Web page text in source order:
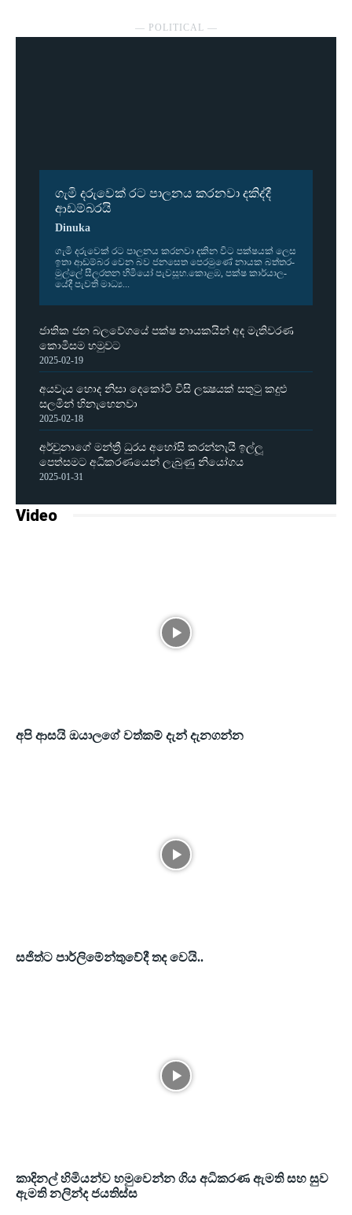
― POLITICAL ―
ගැමි දරුවෙක් රට පාලනය කරනවා දකිද්දී
ආඩම්බරයි
Dinuka
ගැමි දරු­වෙක් රට පාල­නය කර­නවා දකින විට පක්ෂ­යක් ලෙස
ඉතා ආඩ­ම්බර වෙන බව ජන­සෙත පෙර­මුණේ නායක බත්ත­ර­
මුල්ලේ සීල­ර­තන හිමියෝ පැව­සූහ.කොළඹ, පක්ෂ කාර්යා­ල­
යේදී පැවති මාධ්‍ය...
ජාතික ජන බලවේගයේ පක්ෂ නායකයින් අද මැතිවරණ
කොමිසම හමුවට
2025-02-19
අයවැය හොද නිසා දෙකෝටි විසි ලක්‍ෂයක් සතුටු කදුළු
සලමින් හිනැහෙනවා
2025-02-18
අර්චුනාගේ මන්ත්‍රී ධුරය අහෝසි කරන්නැයි ඉල්ලූ
පෙත්සමට අධිකරණයෙන් ලැබුණු නියෝගය
2025-01-31
Video
අපි ආසයි ඔයාලගේ වත්කම් දැන් දැනගන්න
සජිත්ට පාර්ලිමේන්තුවේදී තද වෙයි..
කාදිනල් හිමියන්ව හමුවෙන්න ගිය අධිකරණ ඇමති සහ සුව
ඇමති නලින්ද ජයතිස්ස